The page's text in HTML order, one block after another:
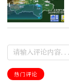
热门评论